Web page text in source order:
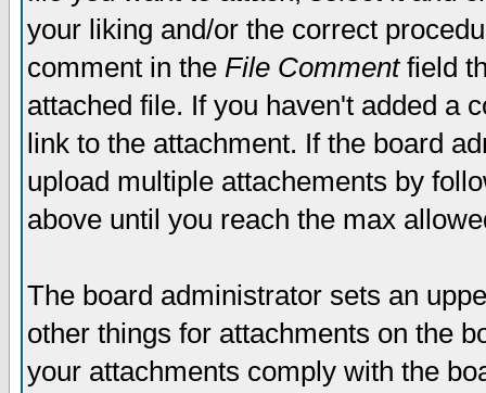
your liking and/or the correct
comment in the File Commentfield
attached file. If you haven't added a
link to the attachment. If the board
upload multiple attachements by
above until you reach the max
The board administrator sets an
other things for attachments on the
your attachments comply with the